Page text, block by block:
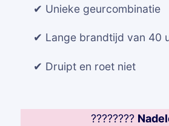
✔ Unieke geurcombinatie
✔ Lange brandtijd van 40
✔ Druipt en roet niet
????????